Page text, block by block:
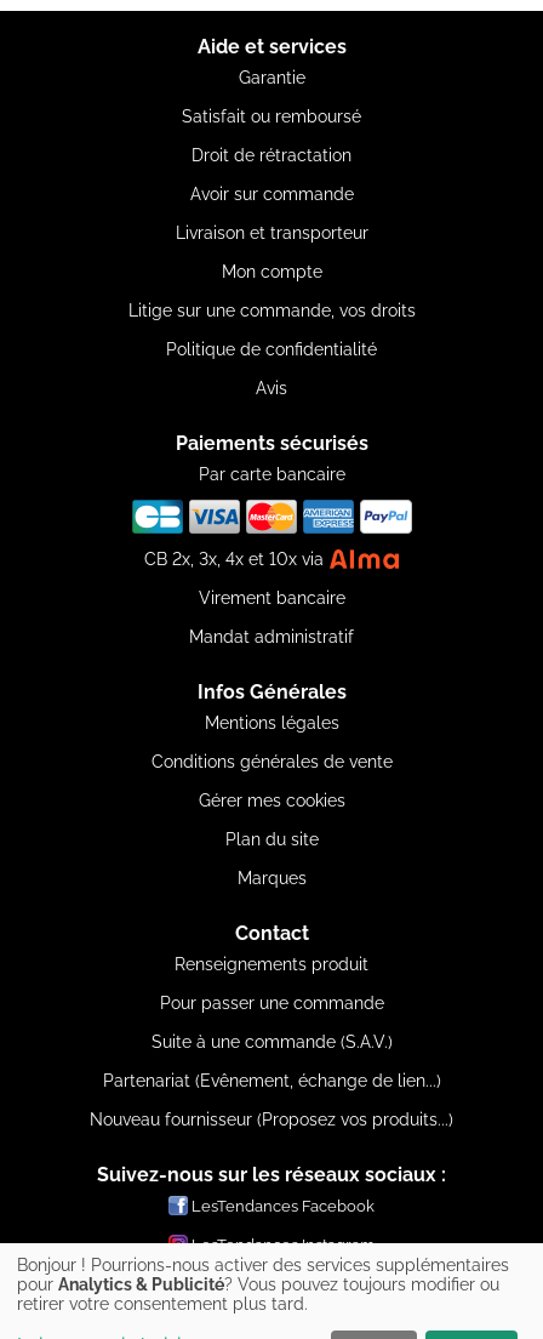
Aide et services
Garantie
Satisfait ou remboursé
Droit de rétractation
Avoir sur commande
Livraison et transporteur
Mon compte
Litige sur une commande, vos droits
Politique de confidentialité
Avis
Paiements sécurisés
Par carte bancaire
CB 2x, 3x, 4x et 10x via
Virement bancaire
Mandat administratif
Infos Générales
Mentions légales
Conditions générales de vente
Gérer mes cookies
Plan du site
Marques
Contact
Renseignements produit
Pour passer une commande
Suite à une commande (S.A.V.)
Partenariat (Evênement, échange de lien...)
Nouveau fournisseur (Proposez vos produits...)
Suivez-nous sur les réseaux sociaux :
LesTendances Facebook
LesTendances Instagram
LesTendances Pinterest
Bonjour ! Pourrions-nous activer des services supplémentaires
pour Analytics & Publicité? Vous pouvez toujours modifier ou
retirer votre consentement plus tard.